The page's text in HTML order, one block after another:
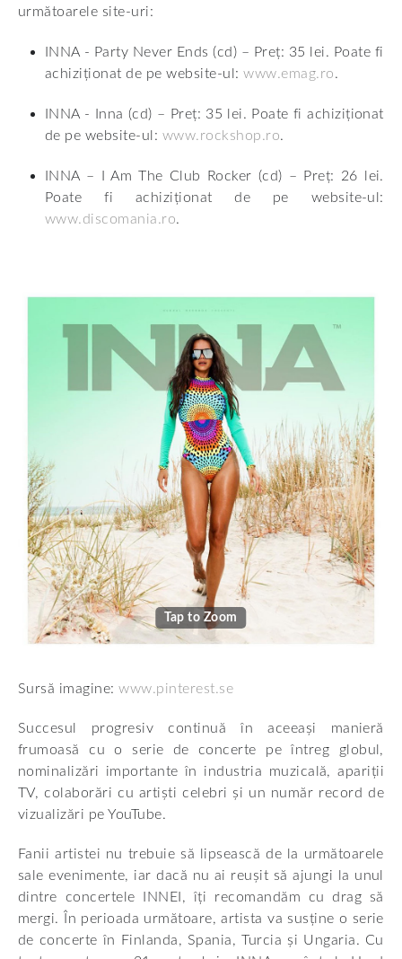
următoarele site-uri:
INNA - Party Never Ends (cd) – Preț: 35 lei. Poate fi
achiziționat de pe website-ul:www.emag.ro.
INNA - Inna (cd) – Preț: 35 lei. Poate fi achiziționat
de pe website-ul: www.rockshop.ro.
INNA – I Am The Club Rocker (cd) – Preț: 26 lei.
Poate fi achiziționat de pe website-ul:
www.discomania.ro.
Tap to Zoom
Sursă imagine:www.pinterest.se
Succesul progresiv continuă în aceeași manieră
frumoasă cu o serie de concerte pe întreg globul,
nominalizări importante în industria muzicală, apariții
TV, colaborări cu artiști celebri și un număr record de
vizualizări pe YouTube.
Fanii artistei nu trebuie să lipsească de la următoarele
sale evenimente, iar dacă nu ai reușit să ajungi la unul
dintre concertele INNEI, îți recomandăm cu drag să
mergi. În perioada următoare, artista va susține o serie
de concerte în Finlanda, Spania, Turcia și Ungaria. Cu